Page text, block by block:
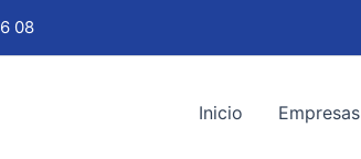
08
Inicio Empresas